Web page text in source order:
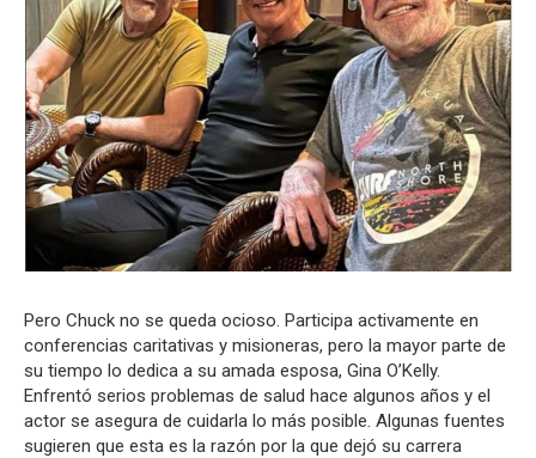
Pero Chuck no se queda ocioso. Participa activamente en
conferencias caritativas y misioneras, pero la mayor parte de
su tiempo lo dedica a su amada esposa, Gina O’Kelly.
Enfrentó serios problemas de salud hace algunos años y el
actor se asegura de cuidarla lo más posible. Algunas fuentes
sugieren que esta es la razón por la que dejó su carrera